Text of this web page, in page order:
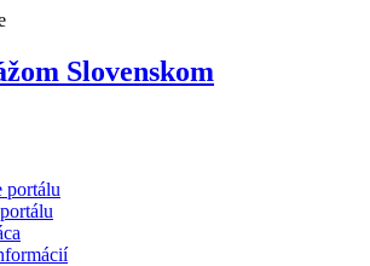
portálu